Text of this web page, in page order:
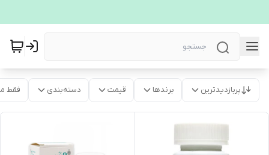
پربازدیدترین برندها قیمت دسته‌بندی فقط